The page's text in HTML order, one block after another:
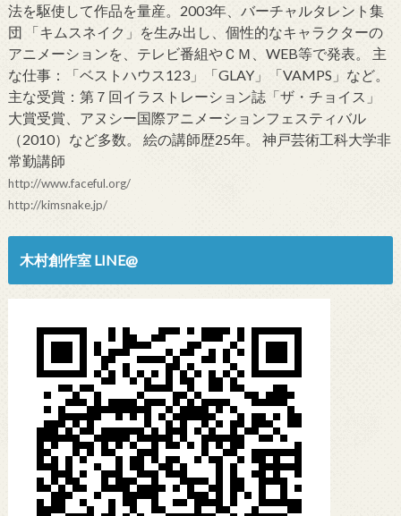
法を駆使して作品を量産。2003年、バーチャルタレント集
団 「キムスネイク」を生み出し、個性的なキャラクターの
アニメーションを、テレビ番組やＣＭ、WEB等で発表。 主
な仕事：「ベストハウス123」「GLAY」「VAMPS」など。
主な受賞：第７回イラストレーション誌「ザ・チョイス」
大賞受賞、アヌシー国際アニメーションフェスティバル
（2010）など多数。 絵の講師歴25年。 神戸芸術工科大学非
常勤講師
http://www.faceful.org/
http://kimsnake.jp/
木村創作室 LINE@